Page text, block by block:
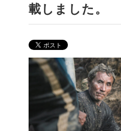
載しました。